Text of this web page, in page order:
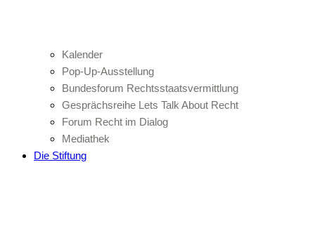
Kalender
Pop-Up-Ausstellung
Bundesforum Rechtsstaatsvermittlung
Gesprächsreihe Lets Talk About Recht
Forum Recht im Dialog
Mediathek
Die Stiftung